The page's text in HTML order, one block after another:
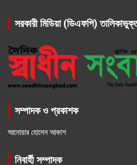
সরকারী মিডিয়া (ডিএফপি)
সম্পাদক ও প্রকাশক
আনোয়ার হোসেন আকাশ
নিবার্হী সম্পাদক